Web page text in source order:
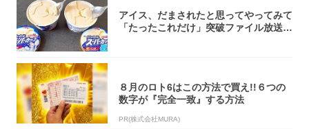
アイス、だまされたと思ってやってみて
「たったこれだけ」突破ファイル放送で
８月のロト6はこの方法で買え!!６つの
数字が『完全一致』する方法
PR(株式会社MURA)